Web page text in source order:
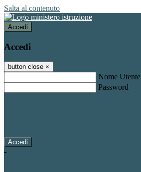
Salta al contenuto
Accedi
Accedi
button close ×
Nome Utente
Password
-